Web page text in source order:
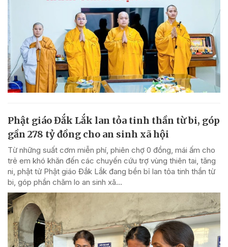
Phật giáo Đắk Lắk lan tỏa tinh thần từ bi, góp
gần 278 tỷ đồng cho an sinh xã hội
Từ những suất cơm miễn phí, phiên chợ 0 đồng, mái ấm cho
trẻ em khó khăn đến các chuyến cứu trợ vùng thiên tai, tăng
ni, phật tử Phật giáo Đắk Lắk đang bền bỉ lan tỏa tinh thần từ
bi, góp phần chăm lo an sinh xã...